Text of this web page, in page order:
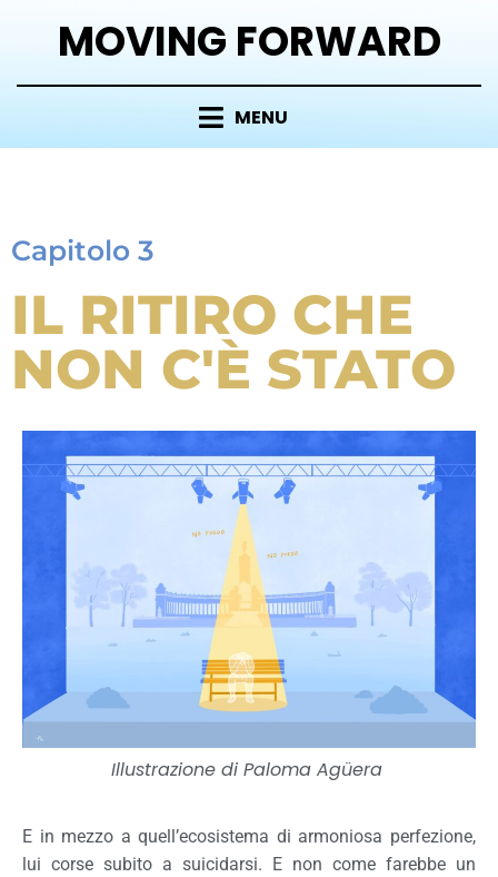
MOVING FORWARD
MENU
Capitolo 3
IL RITIRO CHE
NON C'È STATO
Illustrazione di Paloma Agüera
E in mezzo a quell’ecosistema di armoniosa perfezione,
lui corse subito a suicidarsi. E non come farebbe un